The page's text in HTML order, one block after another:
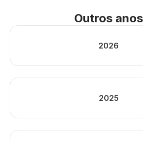
Outros anos
2026
2025